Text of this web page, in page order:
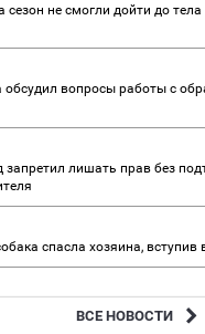
сезон не смогли дойти до
обсудил вопросы работы с
запретил лишать прав без
спасла хозяина, вступив
и «Искандер» уничтожили
области
ВСЕ НОВОСТИ